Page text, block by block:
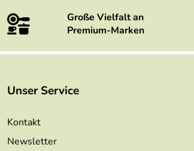
Große Vielfalt an
Premium-Marken
Unser Service
Kontakt
Newsletter